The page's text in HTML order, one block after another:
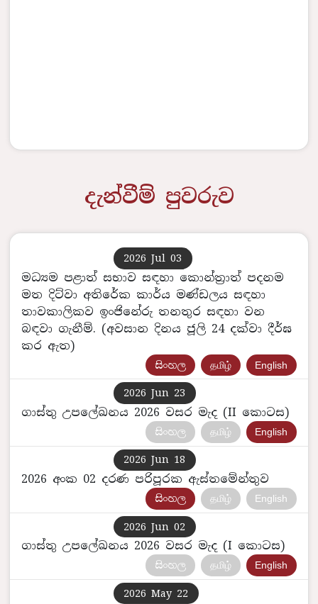
දැන්වීම් පුවරුව
2026 Jul 03
මධ්‍යම පළාත් සභාව සඳහා කොන්ත්‍රාත් පදනම
මත දිට්වා අතිරේක කාර්ය මණ්ඩලය සඳහා
තාවකාලිකව ඉංජිනේරු තනතුර සඳහා වන
බඳවා ගැනීම්. (අවසාන දිනය ජූලි 24 දක්වා දීර්ඝ
කර ඇත)
සිංහල தமிழ் English
2026 Jun 23
ගාස්තු උපලේඛනය 2026 වසර මැද (II කොටස)
සිංහල தமிழ் English
2026 Jun 18
2026 අංක 02 දරණ පරිපූරක ඇස්තමේන්තුව
සිංහල தமிழ் English
2026 Jun 02
ගාස්තු උපලේඛනය 2026 වසර මැද (I කොටස)
සිංහල தமிழ் English
2026 May 22